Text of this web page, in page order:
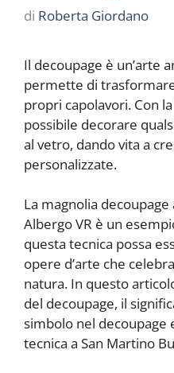
di Roberta Giordano
Il decoupage è un’arte
permette di
propri capolavori. Con
possibile decorare
al vetro, dando vita a
personalizzate.
La magnolia
Albergo VR è un
questa tecnica possa
opere d’arte che
natura. In questo
del decoupage, il
simbolo nel decoupage
tecnica a San Martino